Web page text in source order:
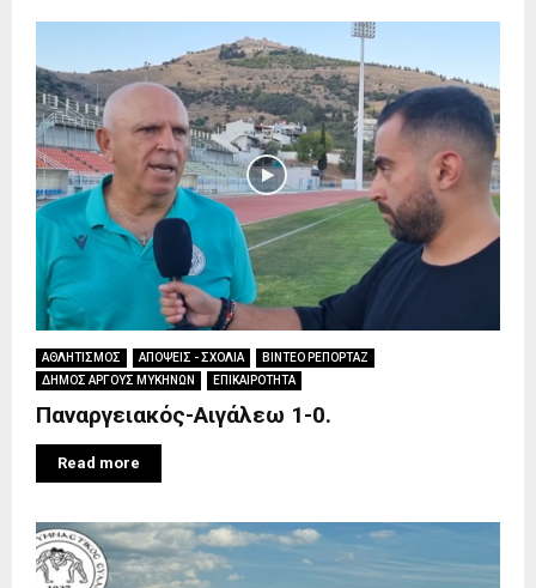
ΑΘΛΗΤΙΣΜΟΣ ΑΠΟΨΕΙΣ - ΣΧΟΛΙΑ
ΒΙΝΤΕΟ ΡΕΠΟΡΤΑΖ
ΔΗΜΟΣ ΑΡΓΟΥΣ ΜΥΚΗΝΩΝ
ΕΠΙΚΑΙΡΟΤΗΤΑ
Παναργειακός-Αιγάλεω 1-0.
Read more